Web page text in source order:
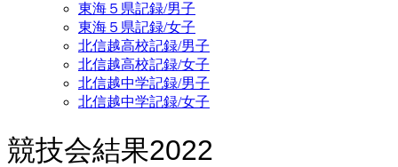
東海５県記録/男子
東海５県記録/女子
北信越高校記録/男子
北信越高校記録/女子
北信越中学記録/男子
北信越中学記録/女子
競技会結果2022